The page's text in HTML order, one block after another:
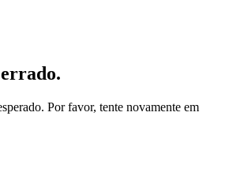
Por favor, tente novamente em